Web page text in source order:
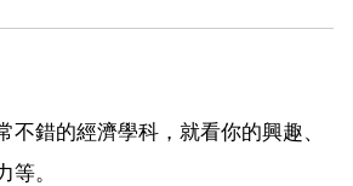
不錯的經濟學科，就看你的興趣、
等。